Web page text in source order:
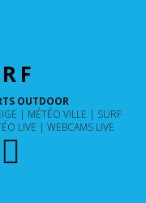
OUTDOOR
MÉTÉO VILLE
SURF
LIVE WEBCAMS LIVE